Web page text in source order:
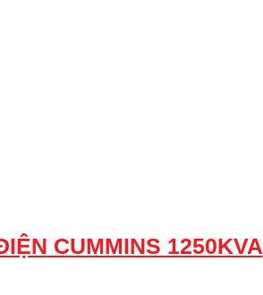
CUMMINS 1250KVA